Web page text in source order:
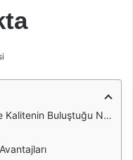
Buluştuğu Nokta